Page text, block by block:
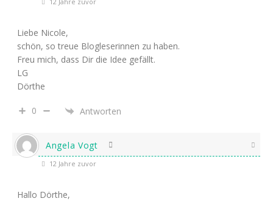
Liebe Nicole,
schön, so treue Blogleserinnen zu haben.
Freu mich, dass Dir die Idee gefällt.
LG
Dörthe
0 Antworten
Angela Vogt
12 Jahre zuvor
Hallo Dörthe,